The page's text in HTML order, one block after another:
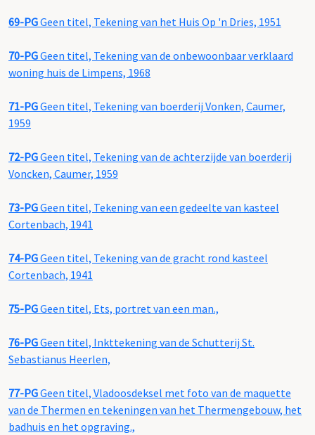
69-PGGeen titel, Tekening van het Huis Op 'n Dries, 1951
70-PGGeen titel, Tekening van de onbewoonbaar verklaard
woning huis de Limpens, 1968
71-PGGeen titel, Tekening van boerderij Vonken, Caumer,
1959
72-PGGeen titel, Tekening van de achterzijde van boerderij
Voncken, Caumer, 1959
73-PGGeen titel, Tekening van een gedeelte van kasteel
Cortenbach, 1941
74-PGGeen titel, Tekening van de gracht rond kasteel
Cortenbach, 1941
75-PGGeen titel, Ets, portret van een man.,
76-PGGeen titel, Inkttekening van de Schutterij St.
Sebastianus Heerlen,
77-PGGeen titel, Vladoosdeksel met foto van de maquette
van de Thermen en tekeningen van het Thermengebouw, het
badhuis en het opgraving.,